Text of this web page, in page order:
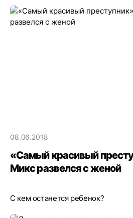
08.06.2018
«Самый красивый
Микс развелся с женой
С кем останется ребенок?